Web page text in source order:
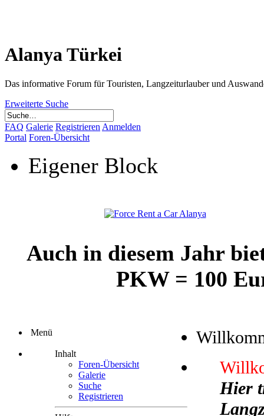
Alanya Türkei
Das informative Forum für Touristen, Langzeiturlauber und
Erweiterte Suche
FAQ Galerie Registrieren Anmelden
Portal Foren-Übersicht
Eigener Block
Auch in diesem Jahr
PKW = 100
Menü
Inhalt
Foren-Übersicht
Galerie
Suche
Registrieren
Hier